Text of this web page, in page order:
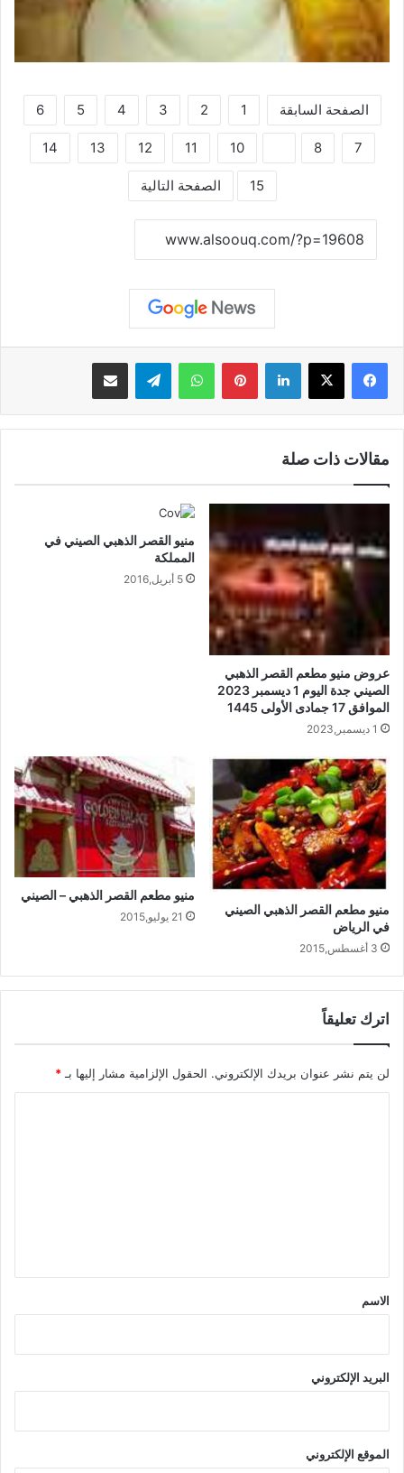
الصفحة السابقة 1
2
3
4
5
6
7
8
10
11
12
13
14
15 الصفحة التالية
لينكدإن بينتيريستواتساب تيلقرام مشاركة عبر البريد
مقالات ذات صلة
عروض منيو مطعم القصر الذهبي
الصيني جدة اليوم 1 ديسمبر 2023
الموافق 17 جمادى الأولى 1445
1 ديسمبر,2023
منيو القصر الذهبي الصيني في
المملكة
5 أبريل,2016
منيو مطعم القصر الذهبي الصيني
في الرياض
3 أغسطس,2015
منيو مطعم القصر الذهبي – الصيني
21 يوليو,2015
اترك تعليقاً
لن يتم نشر عنوان بريدك الإلكتروني. الحقول الإلزامية مشار إليها بـ *
*
الاسم
البريد الإلكتروني
الموقع الإلكتروني